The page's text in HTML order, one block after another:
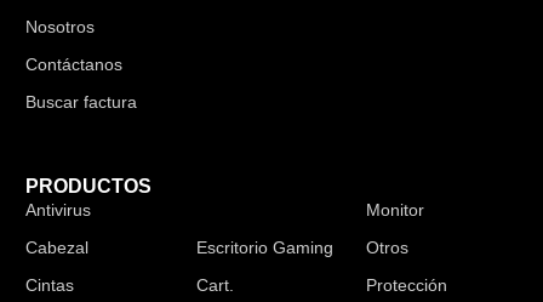
Nosotros
Contáctanos
Buscar factura
PRODUCTOS
Antivirus
Cabezal
Cintas
Escritorio Gaming
Cart.
Monitor
Otros
Protección